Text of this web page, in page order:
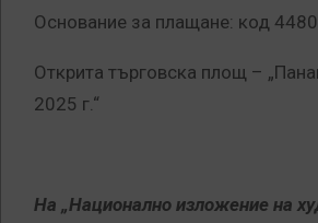
Основание за плащане: код
Открита търговска площ –
2025 г.“
На „Национално изложение на